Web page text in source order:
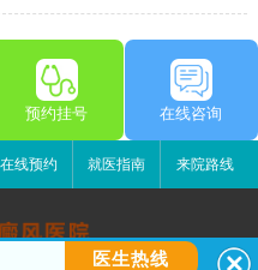
预约挂号 在线咨询
在线预约 就医指南 来院路线
医生热线